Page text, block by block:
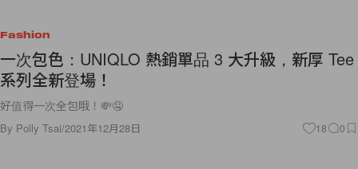
Fashion
一次包色：UNIQLO 熱銷單品 3 大升級，新厚 Tee
系列全新登場！
好值得一次全包哦！💸🤤
By Polly Tsai/2021年12月28日 18 0